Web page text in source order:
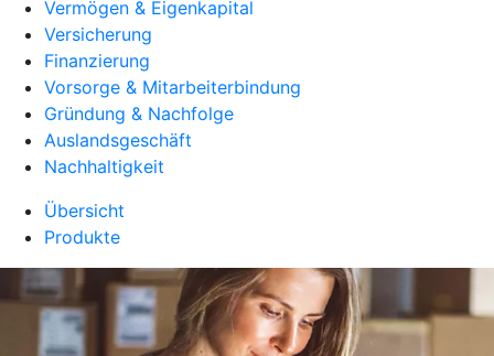
Vermögen & Eigenkapital
Versicherung
Finanzierung
Vorsorge & Mitarbeiterbindung
Gründung & Nachfolge
Auslandsgeschäft
Nachhaltigkeit
Übersicht
Produkte